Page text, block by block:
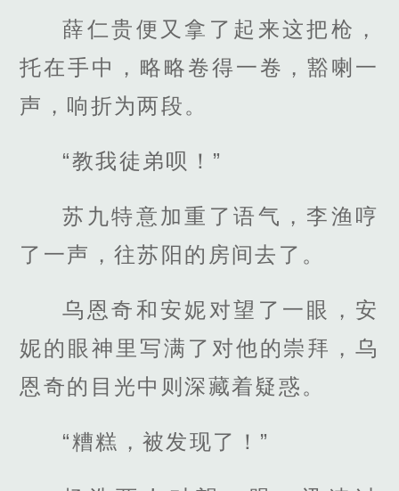
薛仁贵便又拿了起来这把枪，
托在手中，略略卷得一卷，豁喇一
声，响折为两段。
“教我徒弟呗！”
苏九特意加重了语气，李渔哼
了一声，往苏阳的房间去了。
乌恩奇和安妮对望了一眼，安
妮的眼神里写满了对他的崇拜，乌
恩奇的目光中则深藏着疑惑。
“糟糕，被发现了！”